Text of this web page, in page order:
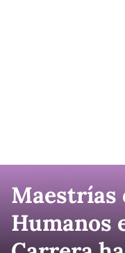
Maestrías
Humanos